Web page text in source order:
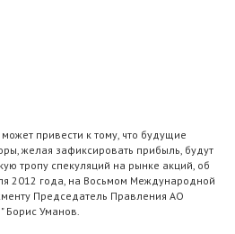
привести к тому, что будущие
желая зафиксировать прибыль, будут
тропу спекуляций на рынке акций, об
2012 года, на Восьмом Международной
Председатель Правления АО
Борис Уманов.